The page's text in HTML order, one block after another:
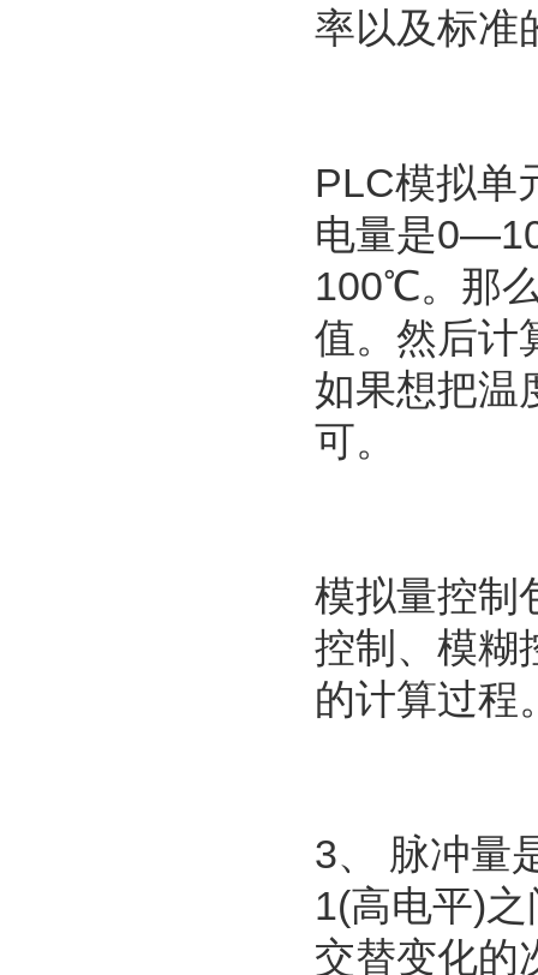
率以及标准
PLC模拟单
电量是
100℃。那
值。然后计
如果想把温
可。
模拟量控制
控制、模糊
的计算过程
3、 脉冲量
1(高电平)
交替变化的